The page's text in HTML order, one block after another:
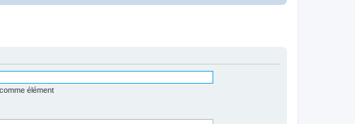
élément